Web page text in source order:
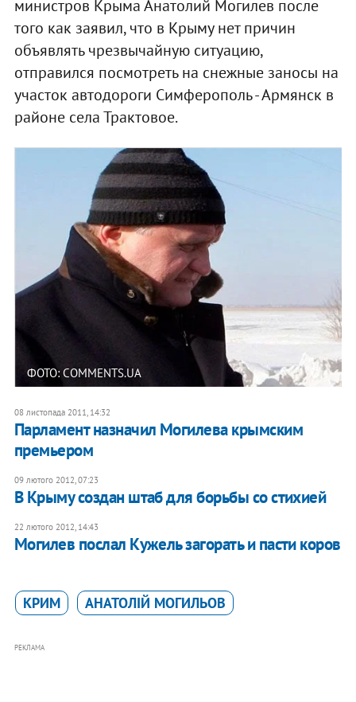
министров Крыма Анатолий Могилев после
того как заявил, что в Крыму нет причин
объявлять чрезвычайную ситуацию,
отправился посмотреть на снежные заносы на
участок автодороги Симферополь - Армянск в
районе села Трактовое.
ФОТО: COMMENTS.UA
08 листопада 2011, 14:32
Парламент назначил Могилева крымским
премьером
09 лютого 2012, 07:23
В Крыму создан штаб для борьбы со стихией
22 лютого 2012, 14:43
Могилев послал Кужель загорать и пасти коров
КРИМ АНАТОЛІЙ МОГИЛЬОВ
РЕКЛАМА